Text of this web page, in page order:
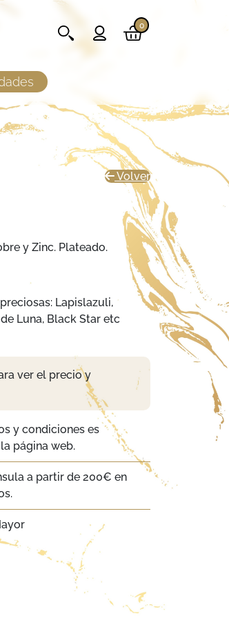
0
Volver
y Zinc. Plateado.
Lapislazuli,
Luna, Black Star etc
ver el precio y
y condiciones es
página web.
a partir de 200€ en